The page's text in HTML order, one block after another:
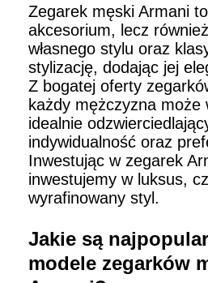
Zegarek męski Armani
akcesorium, lecz
własnego stylu oraz
stylizację, dodając jej
Z bogatej oferty
każdy mężczyzna może
idealnie
indywidualność oraz
Inwestując w zegarek
inwestujemy w luksus,
wyrafinowany styl.
Jakie są
modele zegarków